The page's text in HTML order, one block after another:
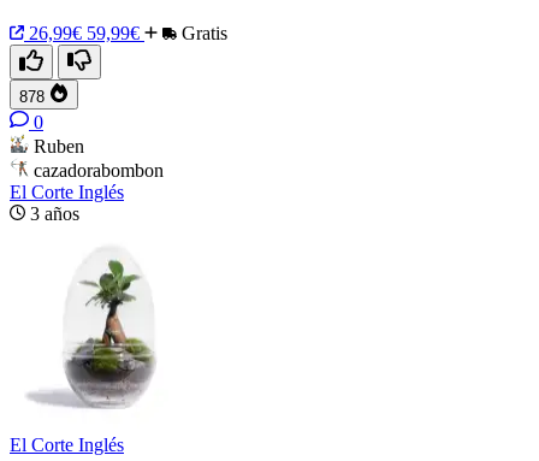
26,99€ 59,99€ Gratis
878
0
Ruben
cazadorabombon
El Corte Inglés
3 años
El Corte Inglés